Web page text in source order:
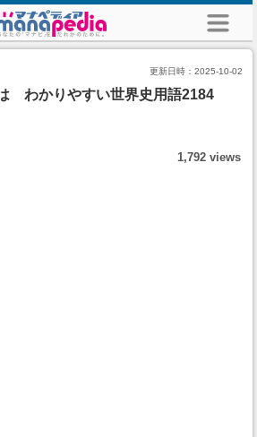
更新日時： 2025-10-02
わかりやすい世界史用語2184
1,792 views